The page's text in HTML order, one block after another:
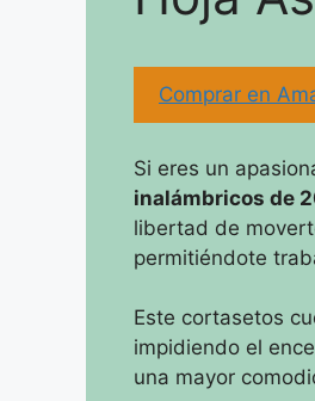
Comprar en
Si eres un
inalámbricos de
libertad de
permitiéndote
Este cortasetos
impidiendo el
una mayor